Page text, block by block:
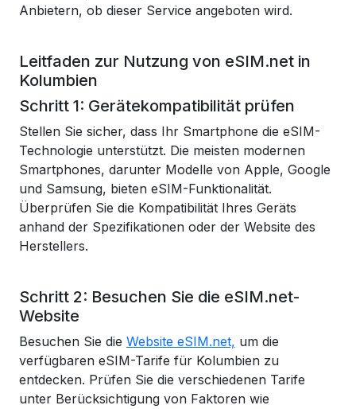
Anbietern, ob dieser Service angeboten wird.
Leitfaden zur Nutzung von eSIM.net in
Kolumbien
Schritt 1: Gerätekompatibilität prüfen
Stellen Sie sicher, dass Ihr Smartphone die eSIM-
Technologie unterstützt. Die meisten modernen
Smartphones, darunter Modelle von Apple, Google
und Samsung, bieten eSIM-Funktionalität.
Überprüfen Sie die Kompatibilität Ihres Geräts
anhand der Spezifikationen oder der Website des
Herstellers.
Schritt 2: Besuchen Sie die eSIM.net-
Website
Besuchen Sie die Website eSIM.net, um die
verfügbaren eSIM-Tarife für Kolumbien zu
entdecken. Prüfen Sie die verschiedenen Tarife
unter Berücksichtigung von Faktoren wie